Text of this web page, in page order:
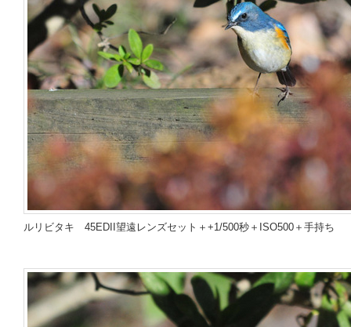
ルリビタキ 45EDII望遠レンズセット＋ +1/500秒＋ISO500＋手持ち